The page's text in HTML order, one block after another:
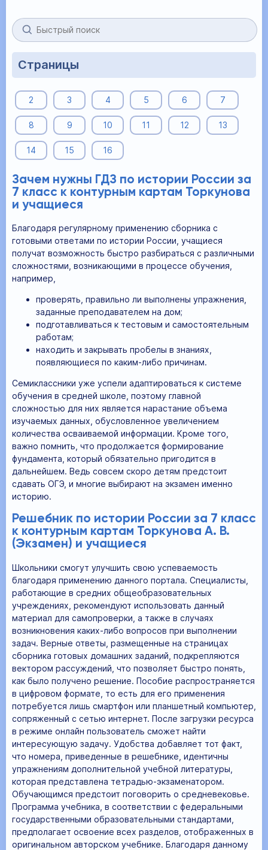
Страницы
2 3 4 5 6 7
8 9 10 11 12 13
14 15 16
Зачем нужны ГДЗ по истории России за
7 класс к контурным картам Торкунова
и учащиеся
Благодаря регулярному применению сборника с
готовыми ответами по истории России, учащиеся
получат возможность быстро разбираться с различными
сложностями, возникающими в процессе обучения,
например,
проверять, правильно ли выполнены упражнения,
заданные преподавателем на дом;
подготавливаться к тестовым и самостоятельным
работам;
находить и закрывать пробелы в знаниях,
появляющиеся по каким-либо причинам.
Семиклассники уже успели адаптироваться к системе
обучения в средней школе, поэтому главной
сложностью для них является нарастание объема
изучаемых данных, обусловленное увеличением
количества осваиваемой информации. Кроме того,
важно помнить, что продолжается формирование
фундамента, который обязательно пригодится в
дальнейшем. Ведь совсем скоро детям предстоит
сдавать ОГЭ, и многие выбирают на экзамен именно
историю.
Решебник по истории России за 7 класс
к контурным картам Торкунова А. В.
(Экзамен) и учащиеся
Школьники смогут улучшить свою успеваемость
благодаря применению данного портала. Специалисты,
работающие в средних общеобразовательных
учреждениях, рекомендуют использовать данный
материал для самопроверки, а также в случаях
возникновения каких-либо вопросов при выполнении
задач. Верные ответы, размещенные на страницах
сборника готовых домашних заданий, подкрепляются
вектором рассуждений, что позволяет быстро понять,
как было получено решение. Пособие распространяется
в цифровом формате, то есть для его применения
потребуется лишь смартфон или планшетный компьютер,
сопряженный с сетью интернет. После загрузки ресурса
в режиме онлайн пользователь сможет найти
интересующую задачу. Удобства добавляет тот факт,
что номера, приведенные в решебнике, идентичны
упражнениям дополнительной учебной литературы,
которая представлена тетрадью-экзаменатором.
Обучающимся предстоит поговорить о средневековье.
Программа учебника, в соответствии с федеральными
государственными образовательными стандартами,
предполагает освоение всех разделов, отображенных в
оригинальном авторском учебнике. Благодаря данному